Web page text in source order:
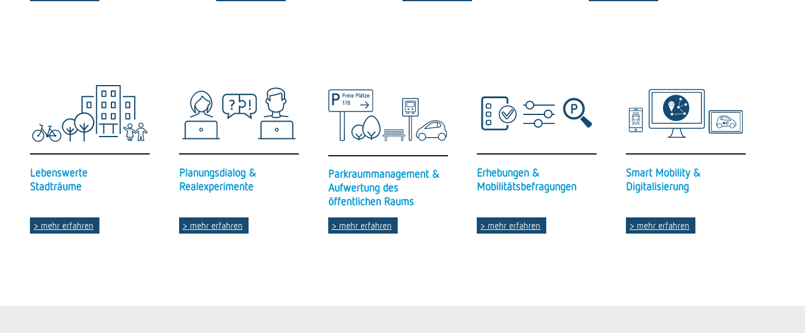
Lebenswerte
Stadträume
> mehr erfahren
Planungsdialog &
Realexperimente
> mehr erfahren
Parkraummanagement &
Aufwertung des
öffentlichen Raums
> mehr erfahren
Erhebungen &
Mobilitätsbefragungen
> mehr erfahren
Smart Mobility &
Digitalisierung
> mehr erfahren